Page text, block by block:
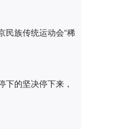
民族传统运动会“稀
下的坚决停下来，